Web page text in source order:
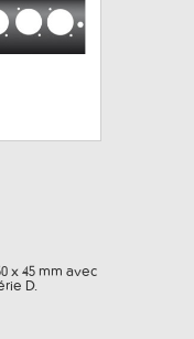
x 45 mm avec
D.